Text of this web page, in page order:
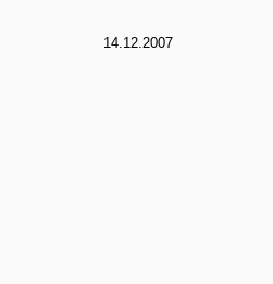
14.12.2007